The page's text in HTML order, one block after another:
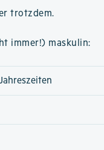
trotzdem.
immer!) maskulin: